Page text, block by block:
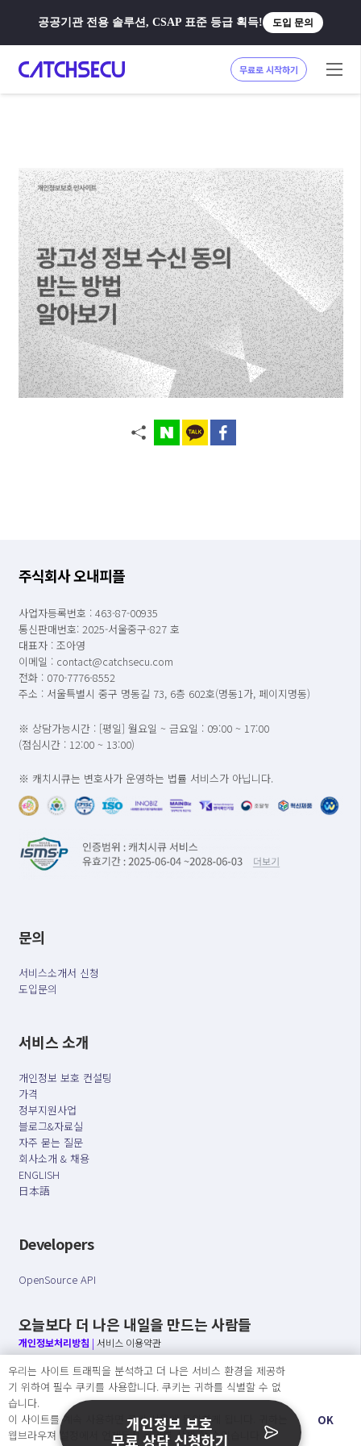
공공기관 전용 솔루션, CSAP 표준 등급 획득! 도입 문의
무료로 시작하기
주식회사 오내피플
사업자등록번호 : 463-87-00935
통신판매번호: 2025-서울중구-827 호
대표자 : 조아영
이메일 : contact@catchsecu.com
전화 : 070-7776-8552
주소 : 서울특별시 중구 명동길 73, 6층 602호(명동1가, 페이지명동)
※ 상담가능시간 : [평일] 월요일 ~ 금요일 : 09:00 ~ 17:00
(점심시간 : 12:00 ~ 13:00)
※ 캐치시큐는 변호사가 운영하는 법률 서비스가 아닙니다.
문의
서비스소개서 신청
도입문의
서비스 소개
개인정보 보호 컨설팅
가격
정부지원사업
블로그&자료실
자주 묻는 질문
회사소개 & 채용
ENGLISH
日本語
Developers
OpenSource API
오늘보다 더 나은 내일을 만드는 사람들
개인정보처리방침 | 서비스 이용약관
○ 개인정보보호 컴플라이언스를 선도하겠습니다.
○ 정보주체의 권리를 보장하겠습니다.
○ 기업의 개인정보보호를 위한 효율적 관리를 보장하겠습니다.
우리는 사이트 트래픽을 분석하고 더 나은 서비스 환경을 제공하
기 위하여 필수 쿠키를 사용합니다. 쿠키는 귀하를 식별할 수 없
습니다.
이 사이트를 계속 사용하면 쿠키 사용에 동의하게 됩니다. 귀하는
웹브라우져 설정에서 언제든지 쿠키를 삭제 할 수있습니다.
OK
개인정보 보호
무료 상담 신청하기